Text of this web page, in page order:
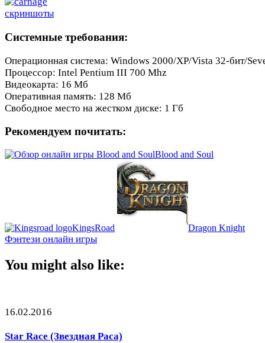
Системные требования:
Операционная система: Windows 2000/XP/Vista 32-бит/
Процессор: Intel Pentium III 700 Mhz
Видеокарта: 16 Мб
Оперативная память: 128 Мб
Свободное место на жестком диске: 1 Гб
Рекомендуем почитать:
Blood and Soul
KingsRoad Dragon Knight
Фэнтези онлайн игры
You might also like:
16.02.2016
Star Race (Звездная Раса)